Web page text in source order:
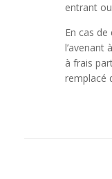
entrant
En cas de
l’avenant
à frais
remplacé